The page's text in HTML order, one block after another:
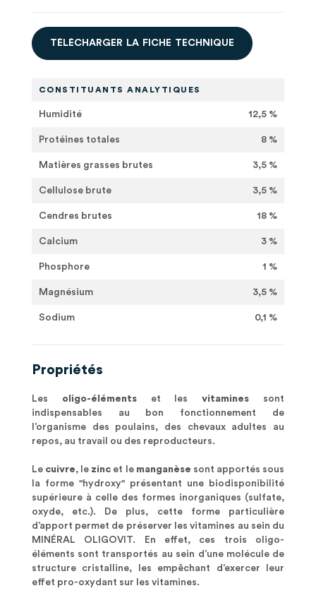
T É LÉCHARG E R LA FI CH E T ECH N QU E
CONSTITUANTS ANALYTIQUES
Humidité 12,5 %
Protéines totales 8 %
Matières grasses brutes 3,5 %
Cellulose brute 3,5 %
Cendres brutes 18 %
Calcium 3 %
Phosphore 1 %
Magnésium 3,5 %
Sodium 0,1 %
Propriétés
Les oligo-élémentset lesvitamines sont
indispensables au bon fonctionnement de
l’organisme des poulains, des chevaux adultes au
repos, au travail ou des reproducteurs.
Le cuivre, le zinc et le manganèse sont apportés sous
la forme "hydroxy" présentant une biodisponibilité
supérieure à celle des formes inorganiques (sulfate,
oxyde, etc.). De plus, cette forme particulière
d’apport permet de préserver les vitamines au sein du
MINÉRAL OLIGOVIT. En effet, ces trois oligo-
éléments sont transportés au sein d’une molécule de
structure cristalline, les empêchant d’exercer leur
effet pro-oxydant sur les vitamines.